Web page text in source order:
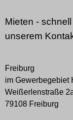
Mieten -
unserem
Freiburg
im Gewerbegebiet
Weißerlenstraße
79108 Freiburg